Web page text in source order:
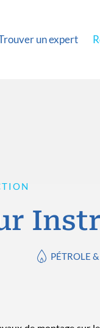
un expert
PÉTROLE